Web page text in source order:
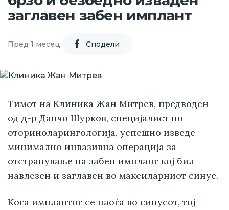
заглавен забен имплант
Пред 1 месец Cподели
Тимот на Клиника Жан Митрев, предводен
од д-р Данчо Шурков, специјалист по
оториноларингологија, успешно изведе
минимално инвазивна операција за
отстранување на забен имплант кој бил
навлезен и заглавен во максиларниот синус.
Кога имплантот се наоѓа во синусот, тој